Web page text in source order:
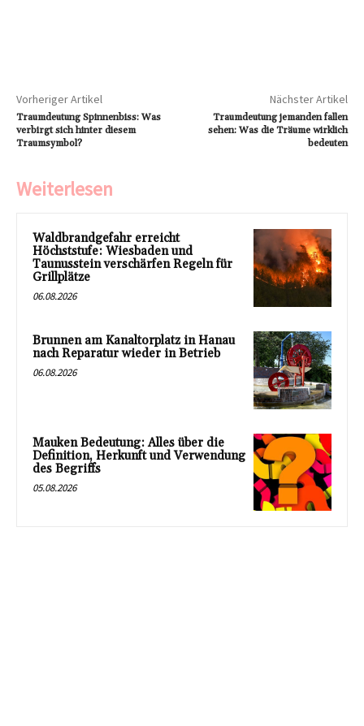
Vorheriger Artikel
Traumdeutung Spinnenbiss: Was
verbirgt sich hinter diesem
Traumsymbol?
Nächster Artikel
Traumdeutung jemanden fallen
sehen: Was die Träume wirklich
bedeuten
Weiterlesen
Waldbrandgefahr erreicht
Höchststufe: Wiesbaden und
Taunusstein verschärfen Regeln für
Grillplätze
06.08.2026
Brunnen am Kanaltorplatz in Hanau
nach Reparatur wieder in Betrieb
06.08.2026
Mauken Bedeutung: Alles über die
Definition, Herkunft und Verwendung
des Begriffs
05.08.2026